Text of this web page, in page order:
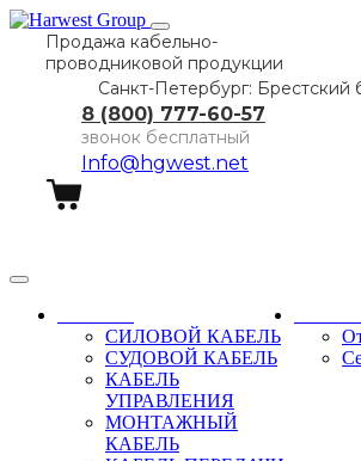
Продажа кабельно-
проводниковой продукции
Санкт-Петербург: Брестский
8 (800) 777-60-57
звонок бесплатный
Info@hgwest.net
СИЛОВОЙ КАБЕЛЬ
СУДОВОЙ КАБЕЛЬ
КАБЕЛЬ
УПРАВЛЕНИЯ
МОНТАЖНЫЙ
КАБЕЛЬ